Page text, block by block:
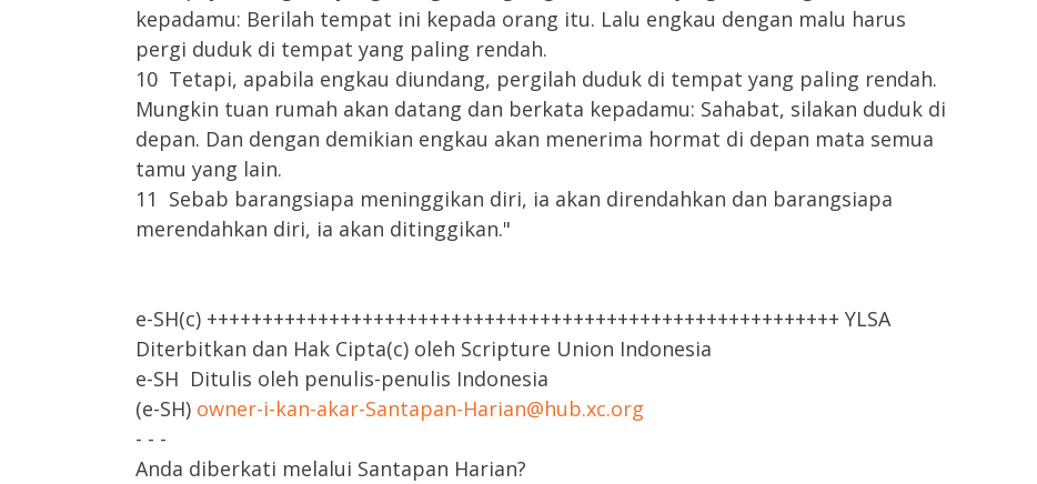
kepadamu: Berilah tempat ini kepada orang itu. Lalu engkau dengan malu harus
pergi duduk di tempat yang paling rendah.
10 Tetapi, apabila engkau diundang, pergilah duduk di tempat yang paling rendah.
Mungkin tuan rumah akan datang dan berkata kepadamu: Sahabat, silakan duduk di
depan. Dan dengan demikian engkau akan menerima hormat di depan mata semua
tamu yang lain.
11 Sebab barangsiapa meninggikan diri, ia akan direndahkan dan barangsiapa
merendahkan diri, ia akan ditinggikan."
e-SH(c) +++++++++++++++++++++++++++++++++++++++++++++++++++++++++ YLSA
Diterbitkan dan Hak Cipta(c) oleh Scripture Union Indonesia
e-SH Ditulis oleh penulis-penulis Indonesia
(e-SH) owner-i-kan-akar-Santapan-Harian@hub.xc.org
- - -
Anda diberkati melalui Santapan Harian?